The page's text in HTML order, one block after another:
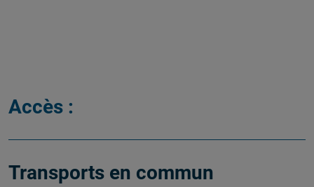
Accès :
Transports en commun